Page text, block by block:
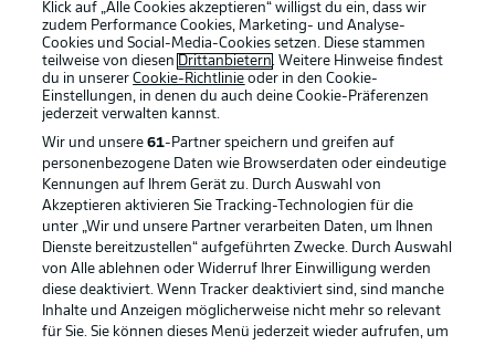
Sprachauswahl
Deutsch Anzeige Modus
Football as it's meant to be
Offizielle Partner
Klick auf „Alle Cookies akzeptieren“ willigst du ein, dass wir
zudem Performance Cookies, Marketing- und Analyse-
Cookies und Social-Media-Cookies setzen. Diese stammen
teilweise von diesen Drittanbietern. Weitere Hinweise findest
du in unsererCookie-Richtlinie oder in den Cookie-
Einstellungen, in denen du auch deine Cookie-Präferenzen
jederzeit verwalten kannst.
Wir und unsere61-Partner speichern und greifen auf
personenbezogene Daten wie Browserdaten oder eindeutige
Kennungen auf Ihrem Gerät zu. Durch Auswahl von
Akzeptieren aktivieren Sie Tracking-Technologien für die
unter „Wir und unsere Partner verarbeiten Daten, um Ihnen
Dienste bereitzustellen“ aufgeführten Zwecke. Durch Auswahl
von Alle ablehnen oder Widerruf Ihrer Einwilligung werden
diese deaktiviert. Wenn Tracker deaktiviert sind, sind manche
Inhalte und Anzeigen möglicherweise nicht mehr so relevant
für Sie. Sie können dieses Menü jederzeit wieder aufrufen, um